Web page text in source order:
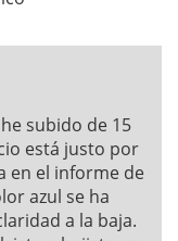
subido de 15
está justo por
en el informe de
azul se ha
a la baja.